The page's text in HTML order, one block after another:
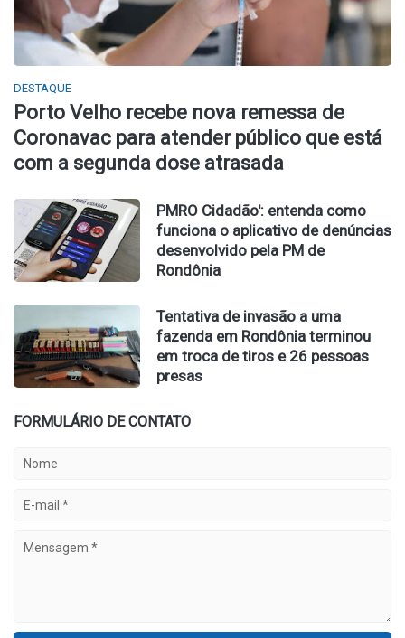
DESTAQUE
Porto Velho recebe nova remessa de
Coronavac para atender público que está
com a segunda dose atrasada
PMRO Cidadão': entenda como
funciona o aplicativo de denúncias
desenvolvido pela PM de
Rondônia
Tentativa de invasão a uma
fazenda em Rondônia terminou
em troca de tiros e 26 pessoas
presas
FORMULÁRIO DE CONTATO